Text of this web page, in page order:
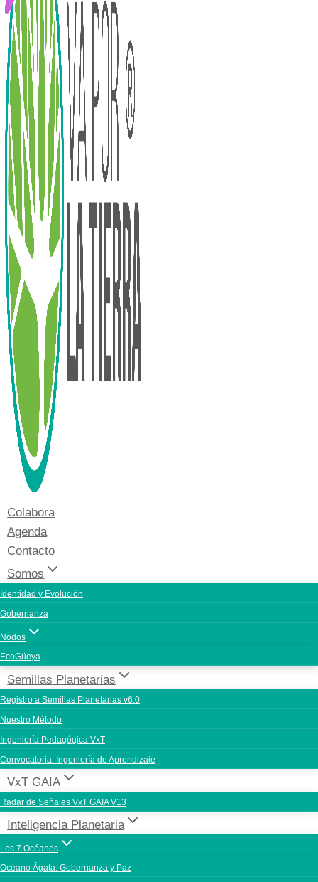
Colabora
Agenda
Contacto
Somos
Identidad y Evolución
Gobernanza
Nodos
EcoGüeya
Semillas Planetarias
Registro a Semillas Planetarias v6.0
Nuestro Método
Ingeniería Pedagógica VxT
Convocatoria: Ingeniería de Aprendizaje
VxT GAIA
Radar de Señales VxT GAIA V13
Inteligencia Planetaria
Los 7 Océanos
Océano Ágata: Gobernanza y Paz